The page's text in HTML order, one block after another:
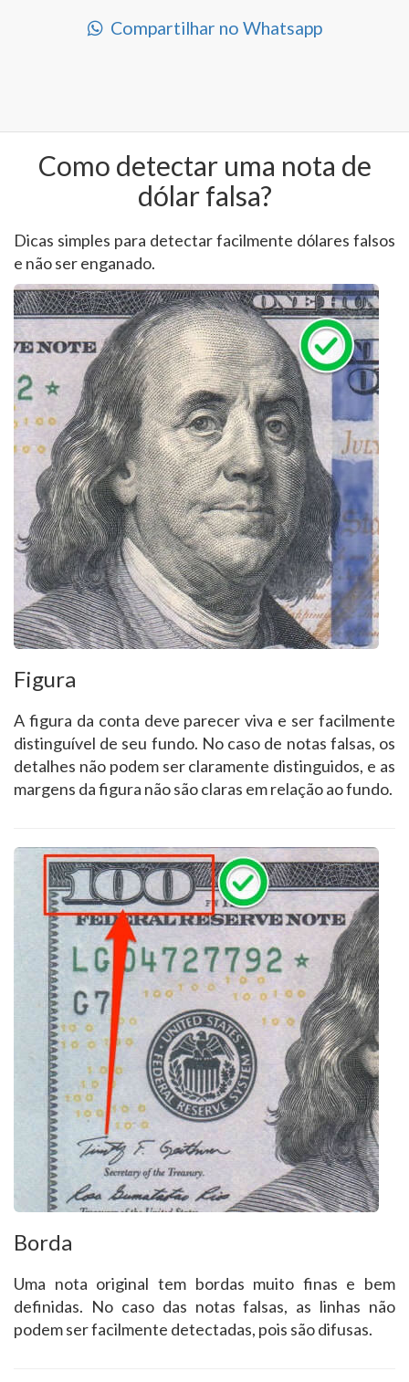
Compartilhar no Whatsapp
Como detectar uma nota de
dólar falsa?
Dicas simples para detectar facilmente dólares falsos
e não ser enganado.
Figura
A figura da conta deve parecer viva e ser facilmente
distinguível de seu fundo. No caso de notas falsas, os
detalhes não podem ser claramente distinguidos, e as
margens da figura não são claras em relação ao fundo.
Borda
Uma nota original tem bordas muito finas e bem
definidas. No caso das notas falsas, as linhas não
podem ser facilmente detectadas, pois são difusas.